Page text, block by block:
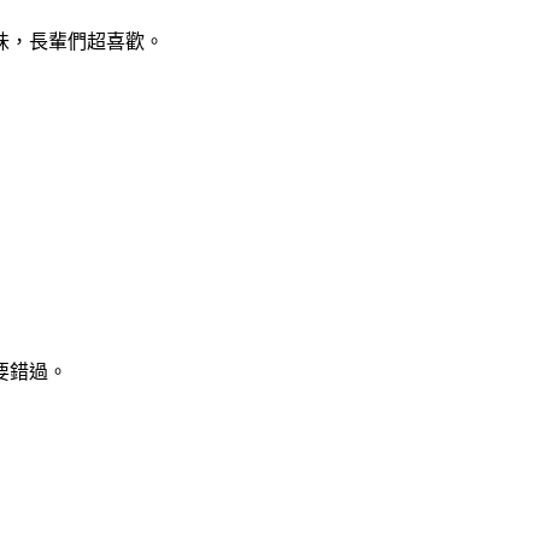
長輩們超喜歡。
過。